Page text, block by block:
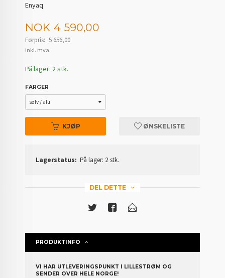
Enyaq
Tilbud
NOK 4 590,00
Førpris: 5 656,00
Rabatt
inkl. mva.
På lager: 2 stk.
FARGER
KJØP ØNSKELISTE
Lagerstatus: På lager: 2 stk.
DEL DETTE
PRODUKTINFO
VI HAR UTLEVERINGSPUNKT I LILLESTRØM OG
SENDER OVER HELE NORGE!